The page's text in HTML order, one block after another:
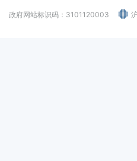
政府网站标识码：3101120003